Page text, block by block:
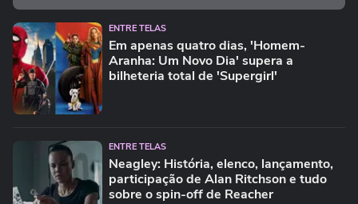
ENTRE TELAS
Em apenas quatro dias, 'Homem-
Aranha: Um Novo Dia' supera a
bilheteria total de 'Supergirl'
ENTRE TELAS
Neagley: História, elenco, lançamento,
participação de Alan Ritchson e tudo
sobre o spin-off de Reacher